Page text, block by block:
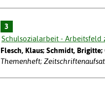
3
Schulsozialarbeit - Arbeitsfeld
Flesch, Klaus; Schmidt,
Themenheft;